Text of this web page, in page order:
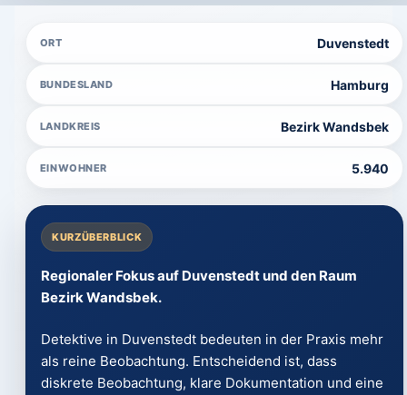
ORT Duvenstedt
BUNDESLAND Hamburg
LANDKREIS Bezirk Wandsbek
EINWOHNER 5.940
KURZÜBERBLICK
Regionaler Fokus auf Duvenstedt und den Raum
Bezirk Wandsbek.
Detektive in Duvenstedt bedeuten in der Praxis mehr
als reine Beobachtung. Entscheidend ist, dass
diskrete Beobachtung, klare Dokumentation und eine